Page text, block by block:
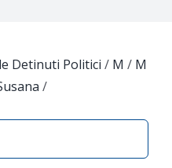
Detinuti Politici / M / M
/